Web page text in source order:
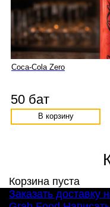
Coca-Cola Zero
50 бат
В корзину
Корзина пуста
Заказать доставку